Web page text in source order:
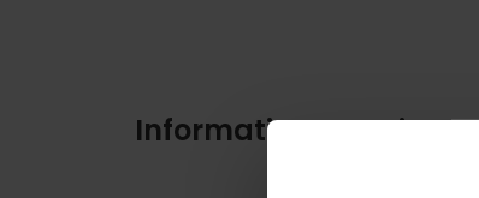
Informations pratiques